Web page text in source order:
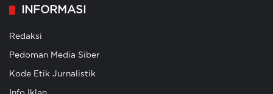
INFORMASI
Redaksi
Pedoman Media Siber
Kode Etik Jurnalistik
Info Iklan